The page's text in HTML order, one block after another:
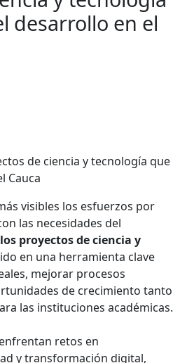
desarrollo en el
visibles los esfuerzos por
las necesidades del
los proyectos de ciencia y
en una herramienta clave
mejorar procesos
de crecimiento tanto
las instituciones académicas.
retos en
y transformación digital,